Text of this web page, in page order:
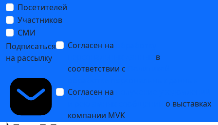
Посетителей
Участников
СМИ
Подписаться
на рассылку
Согласен на
в
соответствии с
Согласен на
о выставках
компании MVK